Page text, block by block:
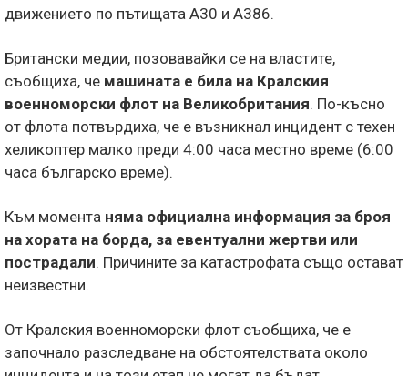
движението по пътищата А30 и А386.
Британски медии, позовавайки се на властите,
съобщиха, че машината е била на Кралския
военноморски флот на Великобритания. По-късно
от флота потвърдиха, че е възникнал инцидент с техен
хеликоптер малко преди 4:00 часа местно време (6:00
часа българско време).
Към момента няма официална информация за броя
на хората на борда, за евентуални жертви или
пострадали. Причините за катастрофата също остават
неизвестни.
От Кралския военноморски флот съобщиха, че е
започнало разследване на обстоятелствата около